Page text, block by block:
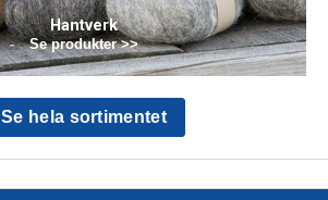
Hantverk
Se produkter >>
Se hela sortimentet